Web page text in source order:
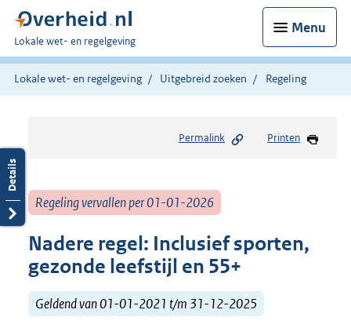
Menu
U
bent
hier:
Lokale wet- en regelgeving
Lokale wet- en regelgeving Uitgebreid zoeken Regeling
Permalink Printen
Regeling vervallen per 01-01-2026
Nadere regel: Inclusief sporten,
gezonde leefstijl en 55+
Geldend van 01-01-2021 t/m 31-12-2025